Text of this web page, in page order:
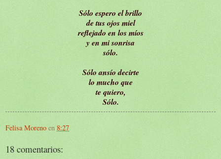
Sólo espero el brillo
de tus ojos miel
reflejado en los míos
y en mi sonrisa
sólo.
Sólo ansío decirte
lo mucho que
te quiero,
Sólo.
Felisa Moreno en 8:27
18 comentarios: